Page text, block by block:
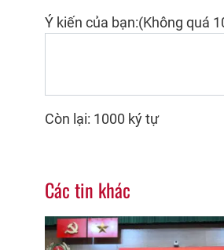
Ý kiến của bạn:(Không quá
Còn lại: 1000 ký tự
Các tin khác